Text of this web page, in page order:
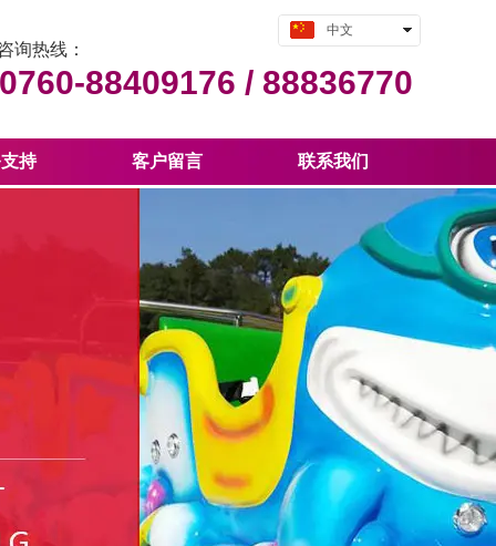
0760-88409176 / 88836770
询热线：
中文
持 客户留言 联系我们